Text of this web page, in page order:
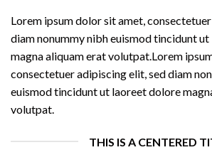
Lorem ipsum dolor sit amet,
diam nonummy nibh euismod tincidunt
magna aliquam erat volutpat.Lorem
consectetuer adipiscing elit, sed diam
euismod tincidunt ut laoreet dolore
volutpat.
THIS IS A CENTERED